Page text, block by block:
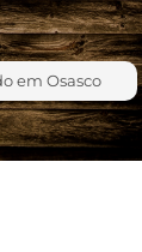
em Osasco